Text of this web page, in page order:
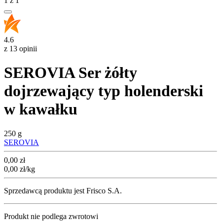
4.6
z 13 opinii
SEROVIA Ser żółty
dojrzewający typ holenderski
w kawałku
250 g
SEROVIA
Cena
0,00 zł
0,00 zł/kg
Sprzedawcą produktu jest Frisco S.A.
Produkt nie podlega zwrotowi